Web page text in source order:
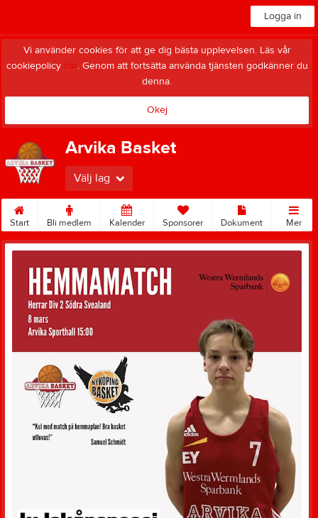
Logga in
Vi använder cookies för att ge dig bästa upplevelsen. Läs vår
cookiepolicy här. Genom att fortsätta använda tjänsten godkänner du
denna.
Okej
Arvika Basket
Välj lag
Start Bli medlem Kalender Sponsorer Dokument Mer